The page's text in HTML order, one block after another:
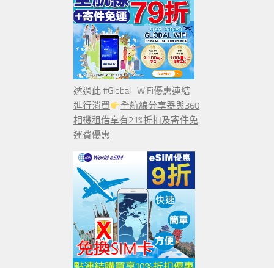
透過此 #Global_WiFi優惠連結
進行消費
全航線分享器與360
相機租借享有21%折扣及寄件免
運費優惠